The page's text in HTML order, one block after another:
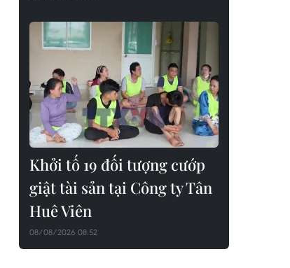
Khởi tố 19 đối tượng cướp
giật tài sản tại Công ty Tân
Huê Viên
08/08/2026 08:52